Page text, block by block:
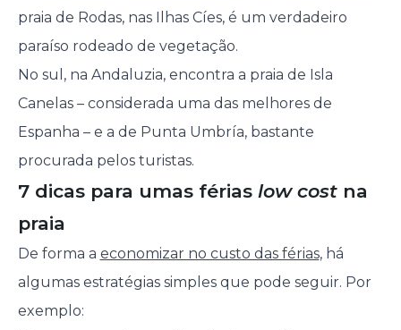
praia de Rodas, nas Ilhas Cíes, é um verdadeiro
paraíso rodeado de vegetação.
No sul, na Andaluzia, encontra a praia de Isla
Canelas – considerada uma das melhores de
Espanha – e a de Punta Umbría, bastante
procurada pelos turistas.
7 dicas para umas férias low costna
praia
De forma a economizar no custo das férias, há
algumas estratégias simples que pode seguir. Por
exemplo: